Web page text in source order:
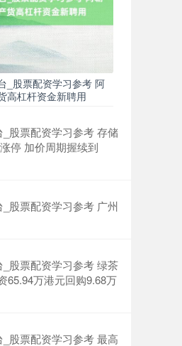
+39.68
_股票配资学习参考 阿
高杠杆资金新聘用
股票配资学习参考 存储
停 加价周期握续到
股票配资学习参考 广州
股票配资学习参考 绿茶
65.94万港元回购9.68万
股票配资学习参考 最高